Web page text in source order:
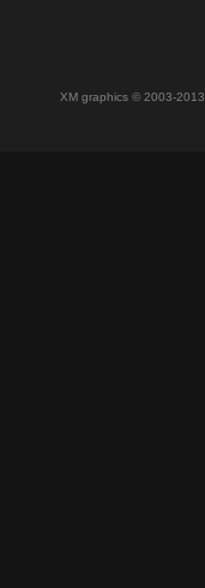
XM graphics © 2003-2013